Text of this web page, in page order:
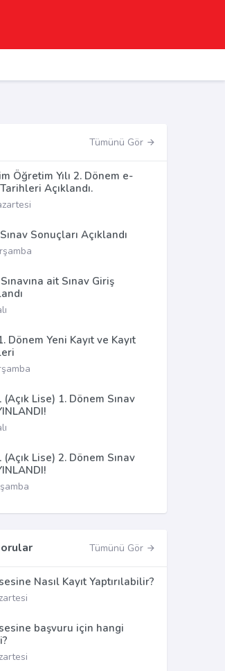
Tümünü Gör
Öğretim Yılı 2. Dönem e-
Açıklandı.
Sonuçları Açıklandı
ait Sınav Giriş
Dönem Yeni Kayıt ve Kayıt
Lise) 1. Dönem Sınav
Lise) 2. Dönem Sınav
Tümünü Gör
Nasıl Kayıt Yaptırılabilir?
başvuru için hangi